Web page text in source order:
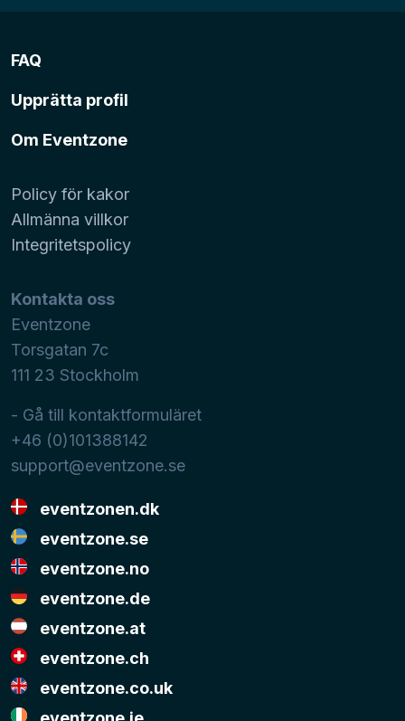
FAQ
Upprätta profil
Om Eventzone
Policy för kakor
Allmänna villkor
Integritetspolicy
Kontakta oss
Eventzone
Torsgatan 7c
111 23 Stockholm
- Gå till kontaktformuläret
+46 (0)101388142
support@eventzone.se
eventzonen.dk
eventzone.se
eventzone.no
eventzone.de
eventzone.at
eventzone.ch
eventzone.co.uk